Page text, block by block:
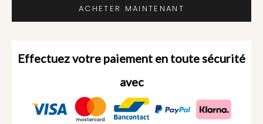
ACHETER MAINTENANT
Effectuez votre paiement en toute sécurité
avec